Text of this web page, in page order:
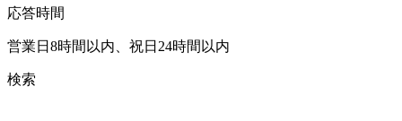
応答時間
営業日8時間以内、祝日24時間以内
検索